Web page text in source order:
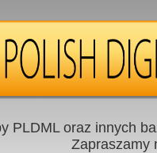
PLDML oraz innych
Zapraszamy